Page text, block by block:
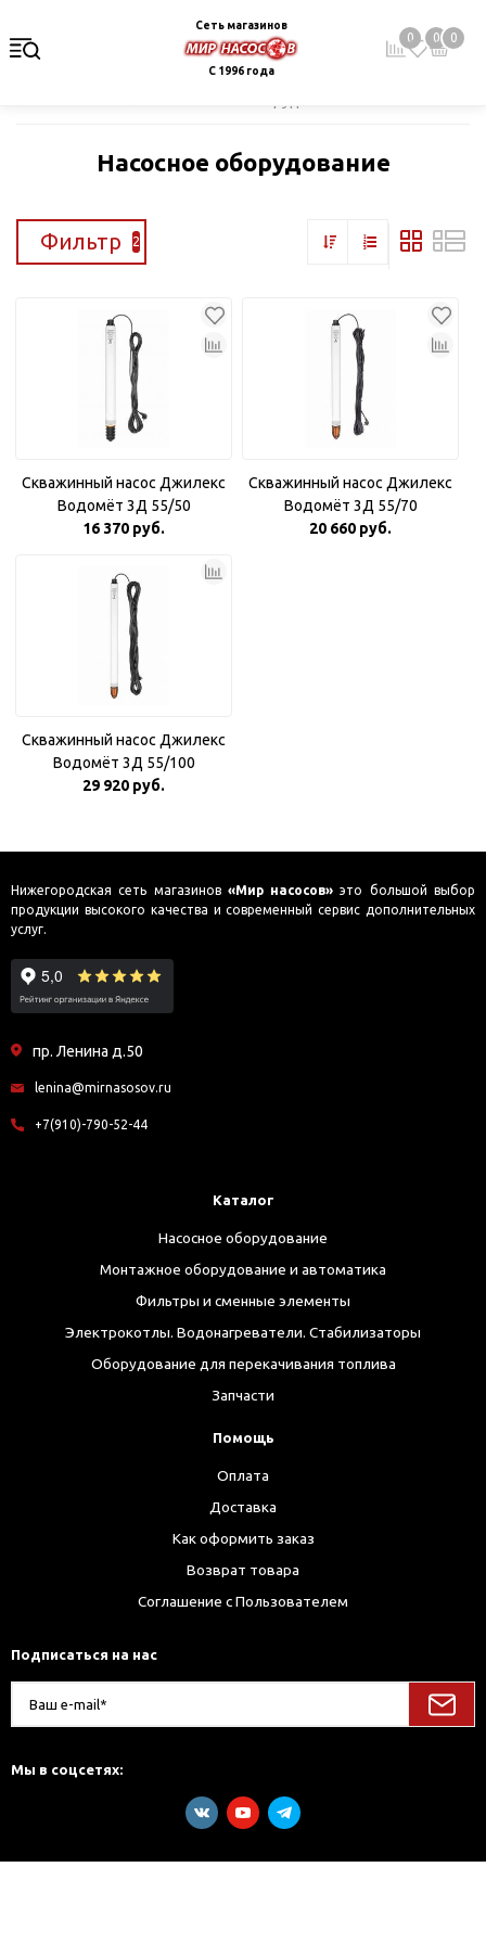
Сеть магазинов
С 1996 года
0 0 0
Насосное оборудование
Фильтр 2
Скважинный насос Джилекс
Водомёт 3Д 55/50
16 370 руб.
Скважинный насос Джилекс
Водомёт 3Д 55/70
20 660 руб.
Скважинный насос Джилекс
Водомёт 3Д 55/100
29 920 руб.
Нижегородская сеть магазинов «Мир насосов» это большой выбор
продукции высокого качества и современный сервис дополнительных
услуг.
пр. Ленина д.50
lenina@mirnasosov.ru
+7(910)-790-52-44
Каталог
Насосное оборудование
Монтажное оборудование и автоматика
Фильтры и сменные элементы
Электрокотлы. Водонагреватели. Стабилизаторы
Оборудование для перекачивания топлива
Запчасти
Помощь
Оплата
Доставка
Как оформить заказ
Возврат товара
Соглашение с Пользователем
Подписаться на нас
Мы в соцсетях: